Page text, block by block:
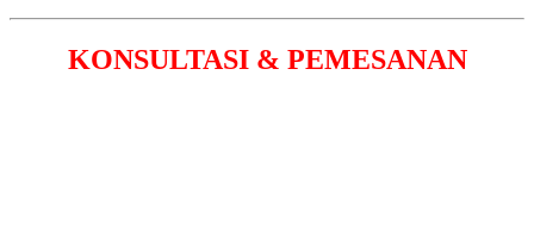
KONSULTASI & PEMESANAN